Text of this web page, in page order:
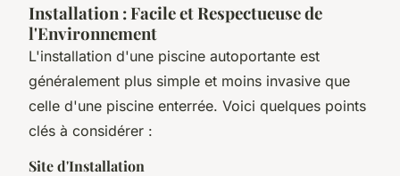
Installation : Facile et Respectueuse de
l'Environnement
L'installation d'une piscine autoportante est
généralement plus simple et moins invasive que
celle d'une piscine enterrée. Voici quelques points
clés à considérer :
Site d'Installation